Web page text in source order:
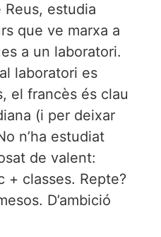
estudia
que ve marxa a
a un laboratori.
laboratori es
el francès és clau
(i per deixar
n’ha estudiat
de valent:
+ classes. Repte?
D’ambició